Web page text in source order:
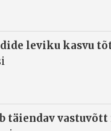
leviku kasvu
täiendav